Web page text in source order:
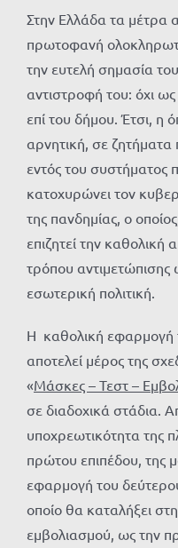
Στην Ελλάδα τα μέτρα
πρωτοφανή
την ευτελή σημασία
αντιστροφή του: όχι
επί του δήμου. Έτσι, η
αρνητική, σε ζητήματα
εντός του συστήματος
κατοχυρώνει τον
της πανδημίας, ο
επιζητεί την
τρόπου
εσωτερική πολιτική.
Η καθολική εφαρμογή
αποτελεί μέρος της
«Μάσκες – Τεστ –
σε διαδοχικά στάδια.
υποχρεωτικότητα της
πρώτου επιπέδου, της
εφαρμογή του
οποίο θα καταλήξει
εμβολιασμού, ως την